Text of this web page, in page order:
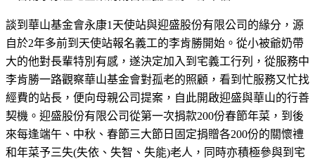
談到華山基金會永康1天使站與迎盛股份有限公司的緣分，源
自於2年多前到天使站報名義工的李肯勝開始。從小被爺奶帶
大的他對長輩特別有感，遂決定加入到宅義工行列，從服務中
李肯勝一路觀察華山基金會對孤老的照顧，看到忙服務又忙找
經費的站長，便向母親公司提案，自此開啟迎盛與華山的行善
契機。迎盛股份有限公司從第一次捐款200份春節年菜，到後
來每逢端午、中秋、春節三大節日固定捐贈各200份的關懷禮
和年菜予三失(失依、失智、失能)老人，同時亦積極參與到宅